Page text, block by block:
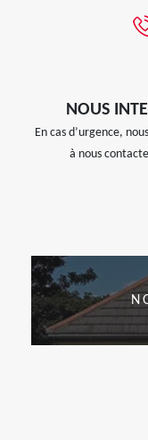
NOUS
En cas d’urgence,
à nous